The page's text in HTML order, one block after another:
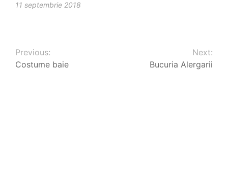
11 septembrie 2018
Previous:
Costume baie
Next:
Bucuria Alergarii